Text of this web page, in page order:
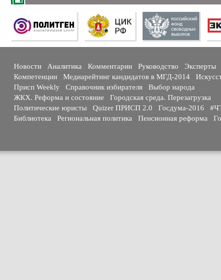
Новости Аналитика Комментарии Руководство
Эксперты
Компетенции
Медиарейтинг кандидатов в МГД-2014
Присп Weekly
Справочник избирателя
Выбор народа
ЖКХ. Реформа и состояние
Городская среда. Перезагрузка
Политические юристы
Quizer ПРИСП 2.0 Госдума-2016
Библиотека
Региональная политика Пенсионная реформа